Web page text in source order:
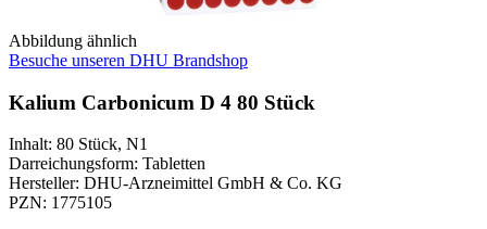
Abbildung ähnlich
Besuche unseren DHU Brandshop
Kalium Carbonicum D 4 80 Stück
Inhalt: 80 Stück, N1
Darreichungsform: Tabletten
Hersteller: DHU-Arzneimittel GmbH & Co. KG
PZN: 1775105